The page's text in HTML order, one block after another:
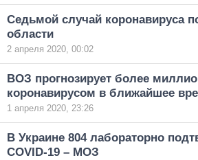
Седьмой случай коронавируса
области
2 апреля 2020, 00:02
ВОЗ прогнозирует более
коронавирусом в ближайшее
1 апреля 2020, 23:26
В Украине 804 лабораторно
COVID-19 – МОЗ